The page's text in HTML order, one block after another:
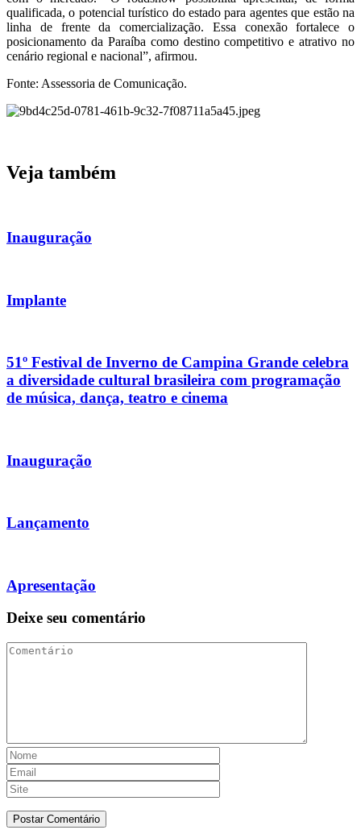
qualificada, o potencial turístico do estado para agentes que estão na
linha de frente da comercialização. Essa conexão fortalece o
posicionamento da Paraíba como destino competitivo e atrativo no
cenário regional e nacional”, afirmou.
Fonte: Assessoria de Comunicação.
Veja também
Inauguração
Implante
51º Festival de Inverno de Campina Grande celebra
a diversidade cultural brasileira com programação
de música, dança, teatro e cinema
Inauguração
Lançamento
Apresentação
Deixe seu comentário